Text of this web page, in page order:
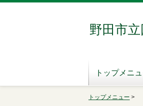
野田市
トップメニ
トップメニュー >